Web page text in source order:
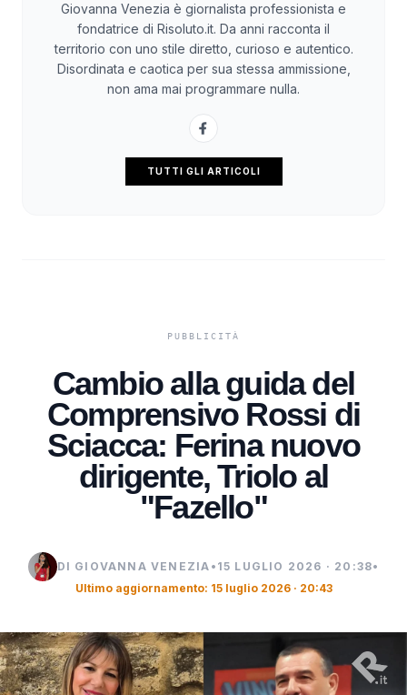
Giovanna Venezia è giornalista professionista e
fondatrice di Risoluto.it. Da anni racconta il
territorio con uno stile diretto, curioso e autentico.
Disordinata e caotica per sua stessa ammissione,
non ama mai programmare nulla.
TUTTI GLI ARTICOLI
Cambio alla guida del
Comprensivo Rossi di
Sciacca: Ferina nuovo
dirigente, Triolo al
"Fazello"
DI GIOVANNA VENEZIA • 15 LUGLIO 2026 · 20:38•
Ultimo aggiornamento: 15 luglio 2026 · 20:43